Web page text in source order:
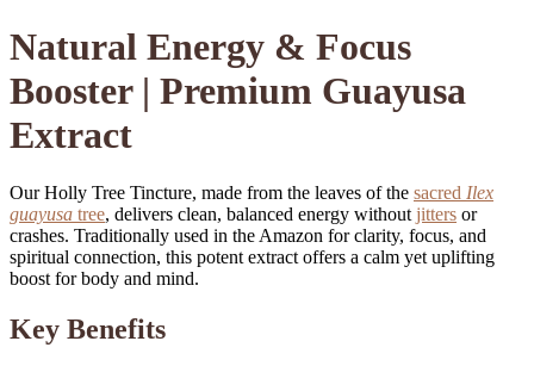
Natural Energy & Focus
Booster | Premium Guayusa
Extract
Our Holly Tree Tincture, made from the leaves of the sacred Ilex
guayusa tree, delivers clean, balanced energy without jitters or
crashes. Traditionally used in the Amazon for clarity, focus, and
spiritual connection, this potent extract offers a calm yet uplifting
boost for body and mind.
Key Benefits